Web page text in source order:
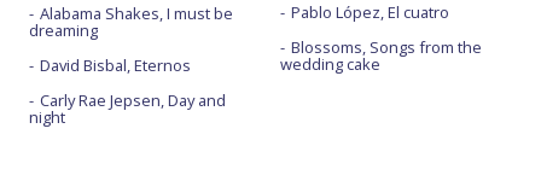
Alabama Shakes, I must be
dreaming
David Bisbal, Eternos
Carly Rae Jepsen, Day and
night
Pablo López, El cuatro
Blossoms, Songs from the
wedding cake